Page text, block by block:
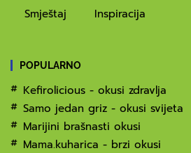
Smještaj
Inspiracija
POPULARNO
Kefirolicious - okusi zdravlja
Samo jedan griz - okusi svijeta
Marijini brašnasti okusi
Mama.kuharica - brzi okusi